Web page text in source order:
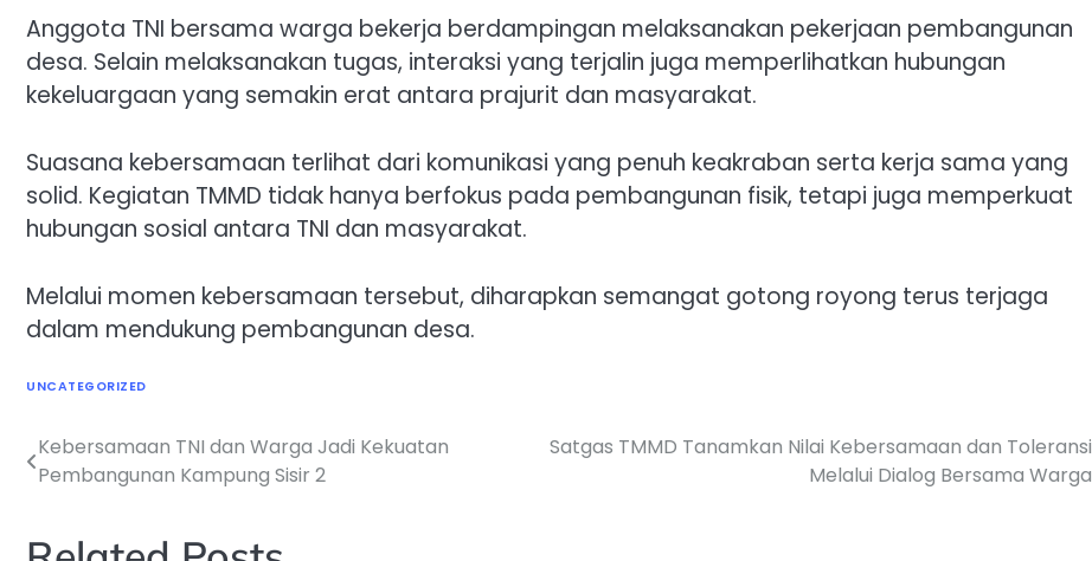
Anggota TNI bersama warga bekerja berdampingan melaksanakan pekerjaan pembangunan
desa. Selain melaksanakan tugas, interaksi yang terjalin juga memperlihatkan hubungan
kekeluargaan yang semakin erat antara prajurit dan masyarakat.
Suasana kebersamaan terlihat dari komunikasi yang penuh keakraban serta kerja sama yang
solid. Kegiatan TMMD tidak hanya berfokus pada pembangunan fisik, tetapi juga memperkuat
hubungan sosial antara TNI dan masyarakat.
Melalui momen kebersamaan tersebut, diharapkan semangat gotong royong terus terjaga
dalam mendukung pembangunan desa.
UNCATEGORIZED
Navigasi
Kebersamaan TNI dan Warga Jadi Kekuatan
Pembangunan Kampung Sisir 2
Satgas TMMD Tanamkan Nilai Kebersamaan dan Toleransi
Melalui Dialog Bersama Warga